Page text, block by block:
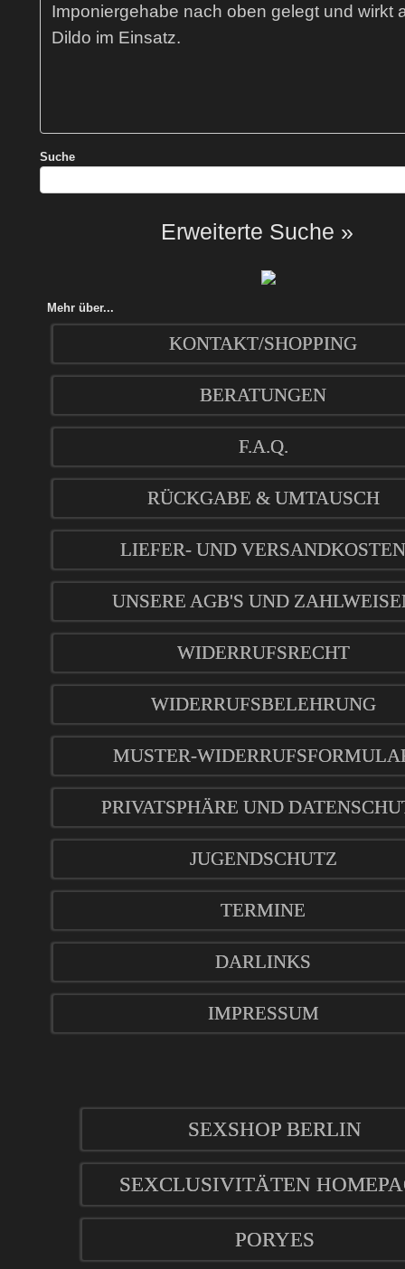
Imponiergehabe nach oben gelegt und wirkt
Dildo im Einsatz.
Suche
Erweiterte Suche »
Mehr über...
KONTAKT/SHOPPING
BERATUNGEN
F.A.Q.
RÜCKGABE & UMTAUSCH
LIEFER- UND VERSANDKOSTEN
UNSERE AGB'S UND
WIDERRUFSRECHT
WIDERRUFSBELEHRUNG
MUSTER-
PRIVATSPHÄRE UND
JUGENDSCHUTZ
TERMINE
DARLINKS
IMPRESSUM
SEXSHOP BERLIN
SEXCLUSIVITÄTEN
PORYES